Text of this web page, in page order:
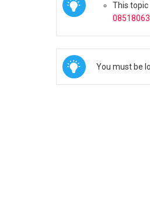
This topic
You must be